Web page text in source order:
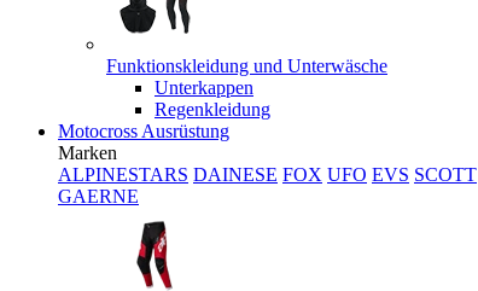
Funktionskleidung und Unterwäsche
Unterkappen
Regenkleidung
Motocross Ausrüstung
Marken
ALPINESTARS DAINESE FOX UFO EVS SCOTT
GAERNE